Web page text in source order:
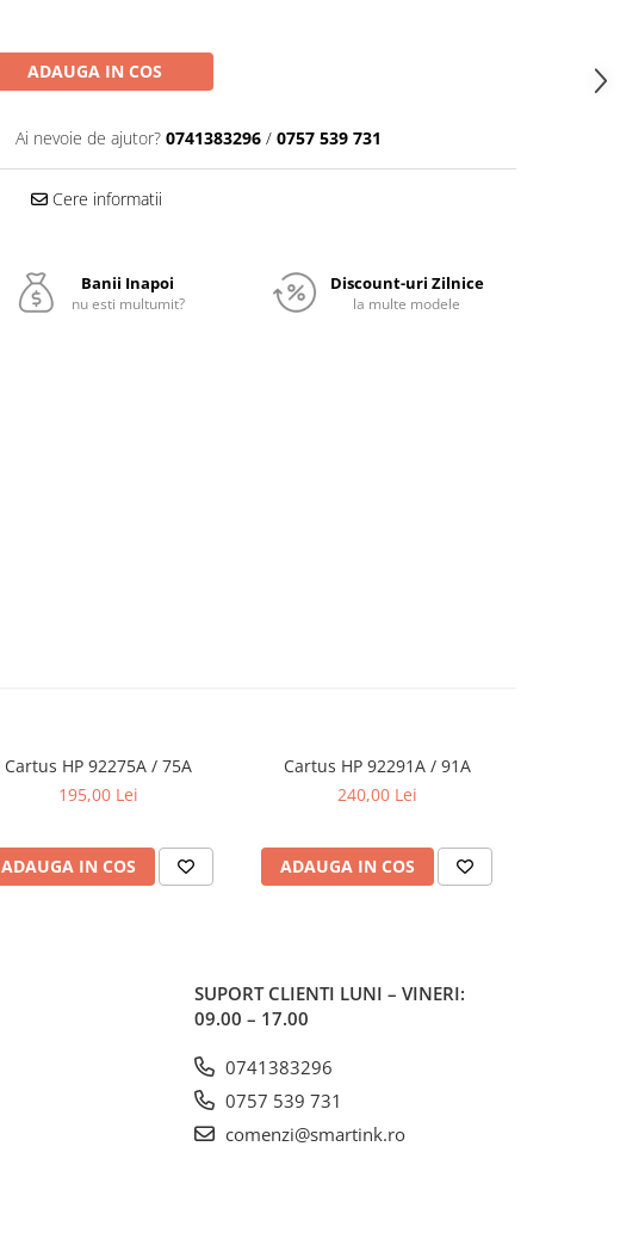
ADAUGA IN COS
Ai nevoie de ajutor? 0741383296 / 0757 539 731
Cere informatii
Banii Inapoi
nu esti multumit?
Discount-uri Zilnice
la multe modele
Cartus HP 92275A / 75A
195,00 Lei
ADAUGA IN COS
Cartus HP 92291A / 91A
240,00 Lei
ADAUGA IN COS
SUPORT CLIENTI LUNI – VINERI:
09.00 – 17.00
0741383296
0757 539 731
comenzi@smartink.ro